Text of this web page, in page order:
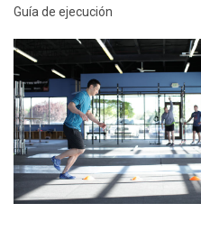
Guía de ejecución